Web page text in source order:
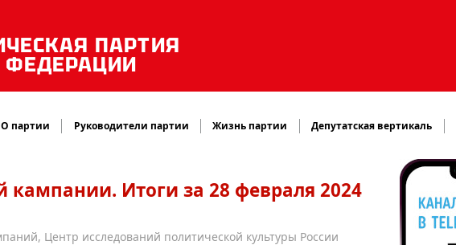
ПАРТИЯ
ФЕДЕРАЦИИ
О партии Руководители партии Жизнь партии Депутатская вертикаль
кампании. Итоги за 28 февраля 2024
Центр исследований политической культуры России